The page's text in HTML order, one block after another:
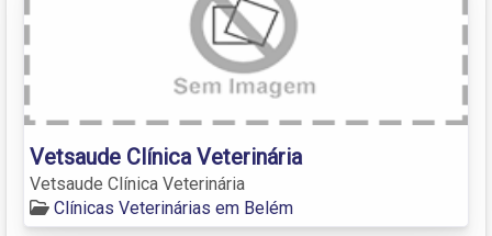
Vetsaude Clínica Veterinária
Vetsaude Clínica Veterinária
Clínicas Veterinárias em Belém